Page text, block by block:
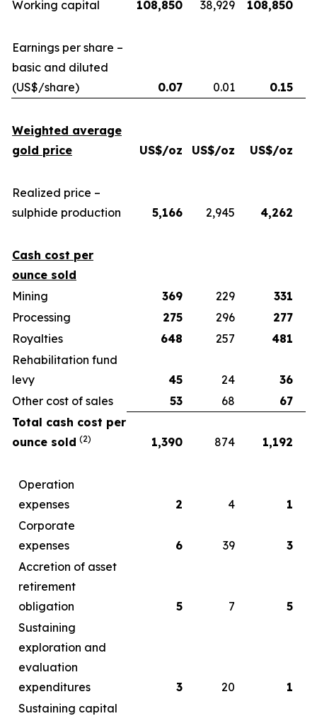
Working capital 108,850 38,929 108,850
Earnings per share –
basic and diluted
(US$/share)
0.07 0.01 0.15
Weighted average
gold price
US$/oz US$/oz US$/oz
Realized price –
sulphide production
5,166 2,945 4,262
Cash cost per
ounce sold
Mining
369 229
331
Processing
275 296
277
Royalties
648 257
481
Rehabilitation fund
levy
45 24
36
Other cost of sales
53 68
67
Total cash cost per
ounce sold (2) 1,390 874 1,192
Operation
expenses
2 4
1
Corporate
expenses
6 39
3
Accretion of asset
retirement
obligation
5 7
5
Sustaining
exploration and
evaluation
expenditures
3 20
1
Sustaining capital